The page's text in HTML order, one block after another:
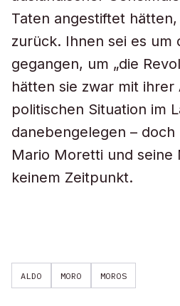
Taten angestiftet
zurück. Ihnen sei es um
gegangen, um „die
hätten sie zwar mit ihrer
politischen Situation im
danebengelegen – doch
Mario Moretti und seine
keinem Zeitpunkt.
ALDO MORO MOROS